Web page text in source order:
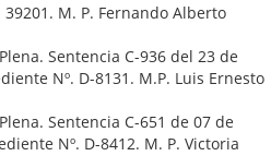
M. P. Fernando Alberto
Sentencia C-936 del 23 de
Nº. D-8131. M.P. Luis Ernesto
Sentencia C-651 de 07 de
Nº. D-8412. M. P. Victoria